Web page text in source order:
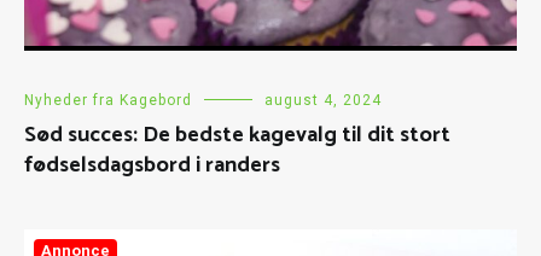
Nyheder fra Kagebord august 4, 2024
Sød succes: De bedste kagevalg til dit stort
fødselsdagsbord i randers
Annonce